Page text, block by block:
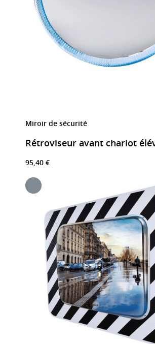
Miroir de sécurité
Rétroviseur avant chariot
95,40 €